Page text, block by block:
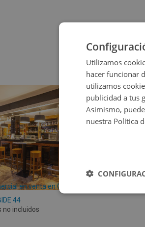
en venta en CALLE
44
no incluidos
Utilizamos
hacer funcionar
utilizamos
publicidad a tus
Asimismo,
nuestra Política